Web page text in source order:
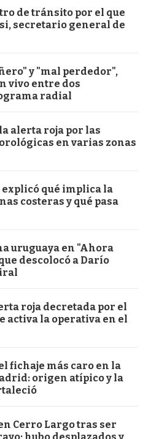
de tránsito por el que
secretario general de
y "mal perdedor",
vivo entre dos
radial
alerta roja por las
en varias zonas
qué implica la
costeras y qué pasa
uruguaya en "Ahora
descolocó a Darío
roja decretada por el
activa la operativa en el
fichaje más caro en la
origen atípico y la
Cerro Largo tras ser